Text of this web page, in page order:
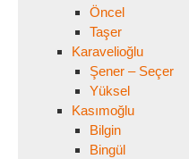
Öncel
Taşer
Karavelioğlu
Şener – Seçer
Yüksel
Kasımoğlu
Bilgin
Bingül